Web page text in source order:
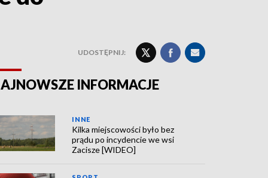
UDOSTĘPNIJ:
INFORMACJE
INNE
Kilka miejscowości było bez
prądu po incydencie we wsi
Zacisze [WIDEO]